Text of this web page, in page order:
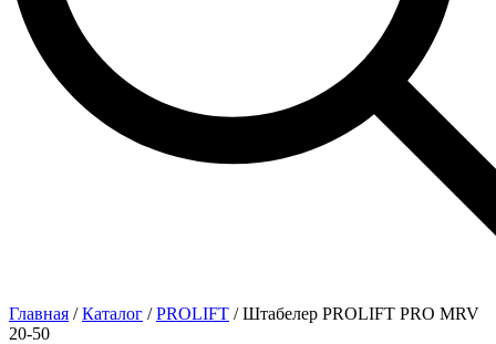
Главная /Каталог /PROLIFT /Штабелер PROLIFT PRO MRV
20-50